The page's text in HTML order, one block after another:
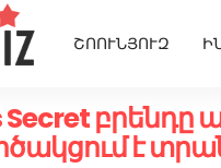
ՇՈՈՒՆՅՈՒԶ
Secret
է